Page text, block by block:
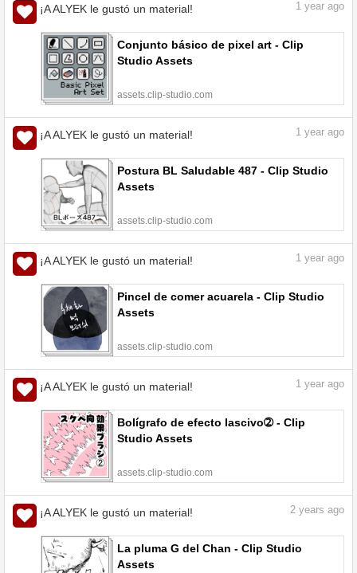
¡A ALYEK le gustó un material! 1 year ago
Conjunto básico de pixel art - Clip
Studio Assets
assets.clip-studio.com
¡A ALYEK le gustó un material! 1 year ago
Postura BL Saludable 487 - Clip Studio
Assets
assets.clip-studio.com
¡A ALYEK le gustó un material! 1 year ago
Pincel de comer acuarela - Clip Studio
Assets
assets.clip-studio.com
¡A ALYEK le gustó un material! 1 year ago
Bolígrafo de efecto lascivo➁ - Clip
Studio Assets
assets.clip-studio.com
¡A ALYEK le gustó un material! 2 years ago
La pluma G del Chan - Clip Studio
Assets